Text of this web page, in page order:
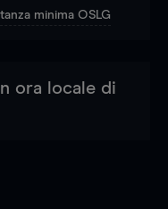
minima OSLG
ora locale di